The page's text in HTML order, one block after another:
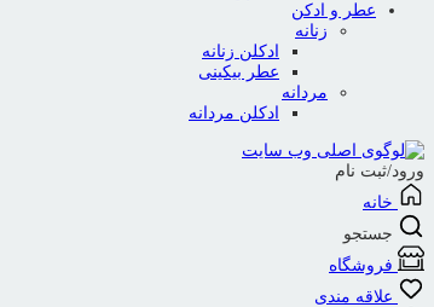
عطر و ادکن
زنانه
ادکلن زنانه
عطر بیکینی
مردانه
ادکلن مردانه
ورود/ثبت نام
خانه
جستجو
فروشگاه
علاقه مندی